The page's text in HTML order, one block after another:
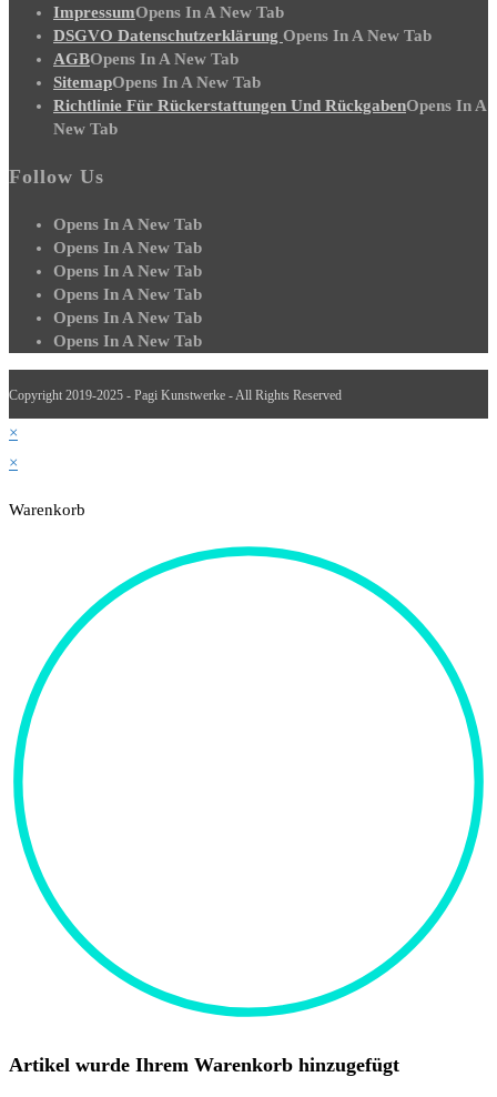
ImpressumOpens In A New Tab
DSGVO Datenschutzerklärung Opens In A New Tab
AGBOpens In A New Tab
SitemapOpens In A New Tab
Richtlinie Für Rückerstattungen Und RückgabenOpens In A
New Tab
Follow Us
Opens In A New Tab
Opens In A New Tab
Opens In A New Tab
Opens In A New Tab
Opens In A New Tab
Opens In A New Tab
Copyright 2019-2025 - Pagi Kunstwerke - All Rights Reserved
×
×
Warenkorb
Artikel wurde Ihrem Warenkorb hinzugefügt